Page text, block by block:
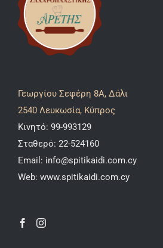
Γεωργίου Σεφέρη 8A, Δάλι
2540 Λευκωσία, Κύπρος
Κινητό: 99-993129
Σταθερό: 22-524160
Email: info@spitikaidi.com.cy
Web: www.spitikaidi.com.cy